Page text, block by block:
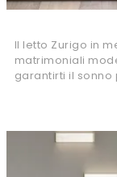
Il letto Zurigo in
matrimoniali
garantirti il sonno